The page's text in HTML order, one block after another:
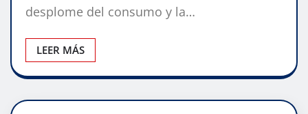
desplome del consumo y la…
LEER MÁS